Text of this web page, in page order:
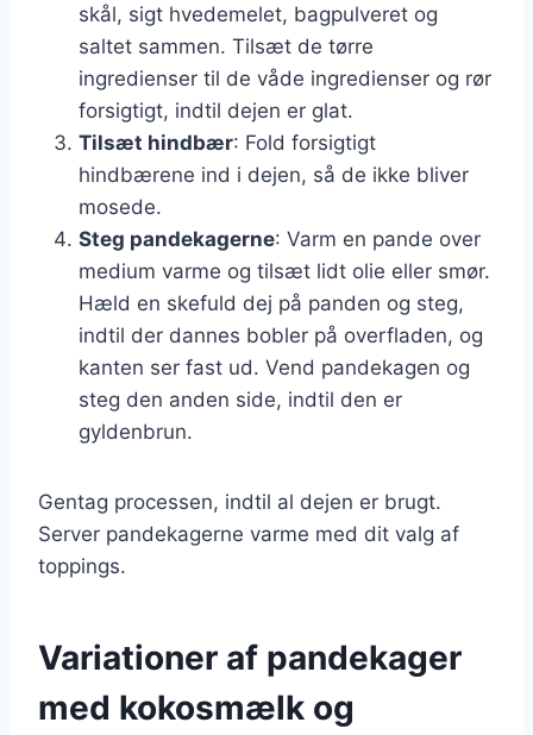
skål, sigt hvedemelet, bagpulveret og
saltet sammen. Tilsæt de tørre
ingredienser til de våde ingredienser og rør
forsigtigt, indtil dejen er glat.
Tilsæt hindbær: Fold forsigtigt
hindbærene ind i dejen, så de ikke bliver
mosede.
Steg pandekagerne: Varm en pande over
medium varme og tilsæt lidt olie eller smør.
Hæld en skefuld dej på panden og steg,
indtil der dannes bobler på overfladen, og
kanten ser fast ud. Vend pandekagen og
steg den anden side, indtil den er
gyldenbrun.
Gentag processen, indtil al dejen er brugt.
Server pandekagerne varme med dit valg af
toppings.
Variationer af pandekager
med kokosmælk og